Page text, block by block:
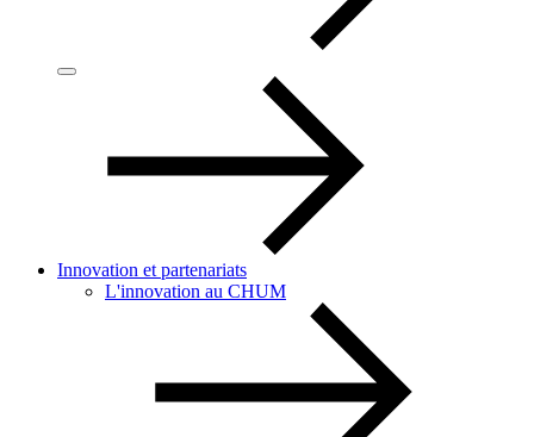
Innovation et partenariats
L'innovation au CHUM